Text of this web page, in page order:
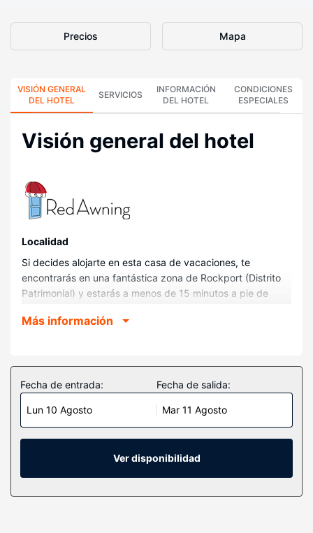
Precios Mapa
VISIÓN GENERAL
DEL HOTEL
SERVICIOS
INFORMACIÓN
DEL HOTEL
CONDICIONES
ESPECIALES
Visión general del hotel
Localidad
Si decides alojarte en esta casa de vacaciones, te
encontrarás en una fantástica zona de Rockport (Distrito
Patrimonial) y estarás a menos de 15 minutos a pie de
casa de vacaciones con campo de golf se encuentra a
Te fascinará esta casa de vacaciones donde, entre otras
cosas, tendrás un frigorífico y un Smart TV. Mantén el
contacto con los tuyos gracias a la la conexión wifi gratis.
Tendrás una cafetera y tetera y una tabla de planchar.
disposición, no te quedará ni un minuto libre. Tienes
Más información
Fecha de entrada:
Lun 10 Agosto
Fecha de salida:
Mar 11 Agosto
Ver disponibilidad